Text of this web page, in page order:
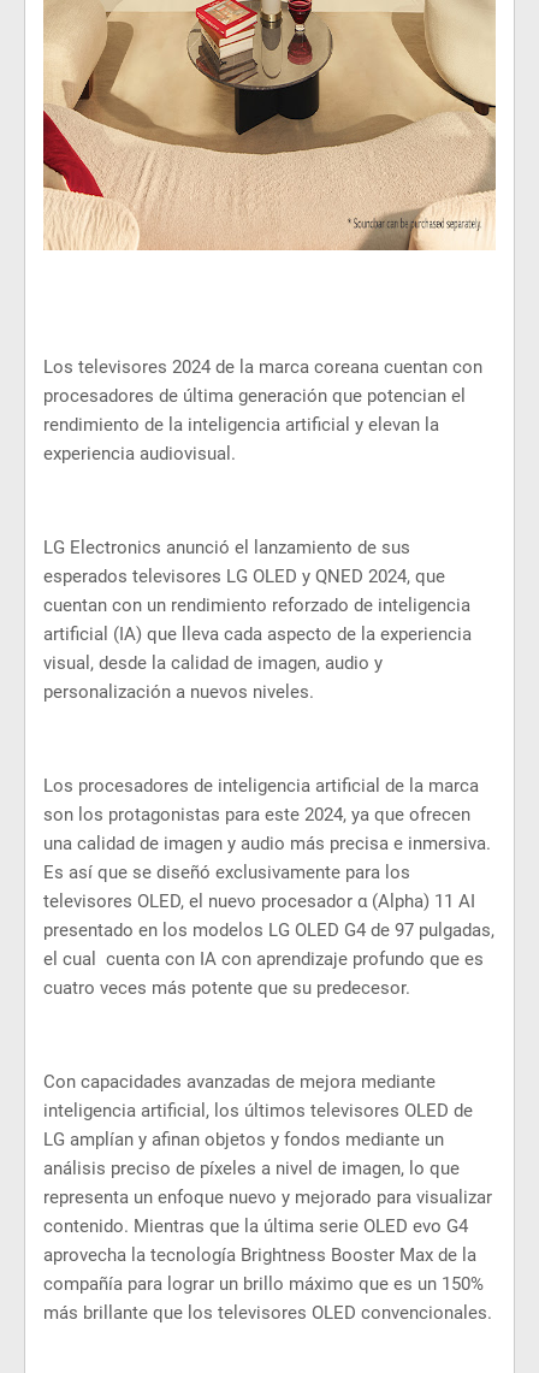
Los televisores 2024 de la marca coreana cuentan con
procesadores de última generación que potencian el
rendimiento de la inteligencia artificial y elevan la
experiencia audiovisual.
LG Electronics anunció el lanzamiento de sus
esperados televisores LG OLED y QNED 2024, que
cuentan con un rendimiento reforzado de inteligencia
artificial (IA) que lleva cada aspecto de la experiencia
visual, desde la calidad de imagen, audio y
personalización a nuevos niveles.
Los procesadores de inteligencia artificial de la marca
son los protagonistas para este 2024, ya que ofrecen
una calidad de imagen y audio más precisa e inmersiva.
Es así que se diseñó exclusivamente para los
televisores OLED, el nuevo procesador α (Alpha) 11 AI
presentado en los modelos LG OLED G4 de 97 pulgadas,
el cual cuenta con IA con aprendizaje profundo que es
cuatro veces más potente que su predecesor.
Con capacidades avanzadas de mejora mediante
inteligencia artificial, los últimos televisores OLED de
LG amplían y afinan objetos y fondos mediante un
análisis preciso de píxeles a nivel de imagen, lo que
representa un enfoque nuevo y mejorado para visualizar
contenido. Mientras que la última serie OLED evo G4
aprovecha la tecnología Brightness Booster Max de la
compañía para lograr un brillo máximo que es un 150%
más brillante que los televisores OLED convencionales.